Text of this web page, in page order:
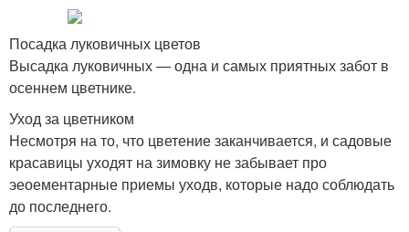
Посадка луковичных цветов
Высадка луковичных — одна и самых приятных забот в
осеннем цветнике.
Уход за цветником
Несмотря на то, что цветение заканчивается, и садовые
красавицы уходят на зимовку не забывает про
эеоементарные приемы уходв, которые надо соблюдать
до последнего.